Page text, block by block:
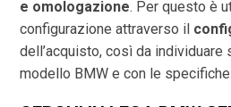
e omologazione. Per questo è
configurazione attraverso il
dell’acquisto, così da
modello BMW e con le